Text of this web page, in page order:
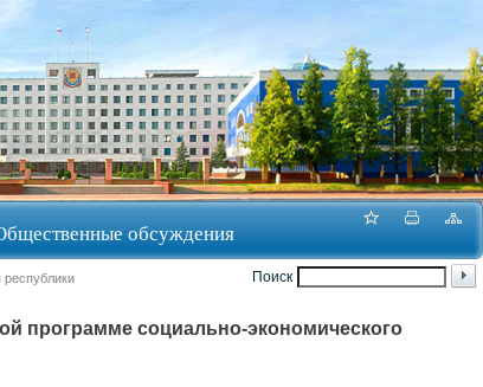
обсуждения
Поиск
программе социально-экономического